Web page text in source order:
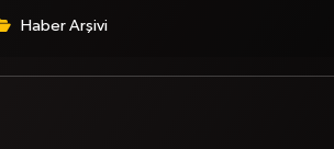
Haber Arşivi